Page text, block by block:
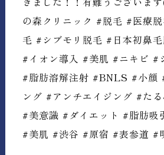
の森クリニック #脱毛 #医療
毛 #シブモリ脱毛 #日本初鼻
#イオン導入 #美肌 #ニキビ #
#脂肪溶解注射 #BNLS #小顔
ング #アンチエイジング #た
#美意識 #ダイエット #脂肪吸
#美肌 #渋谷 #原宿 #表参道 #